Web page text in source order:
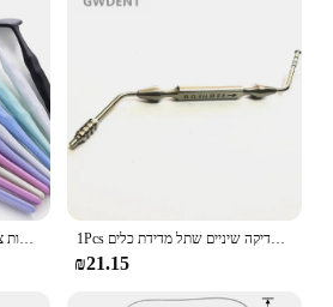
AZDENT 10 יח'\סט שיניים אנטי ערפל פה בחינת משטח מראה מראות צבעוני ידית מחזירי Autoclavable שיניים הלבנת כלי 1Pcs מד עומק עמוק בדיקה שיניים שתל מדידת כלים
₪21.15